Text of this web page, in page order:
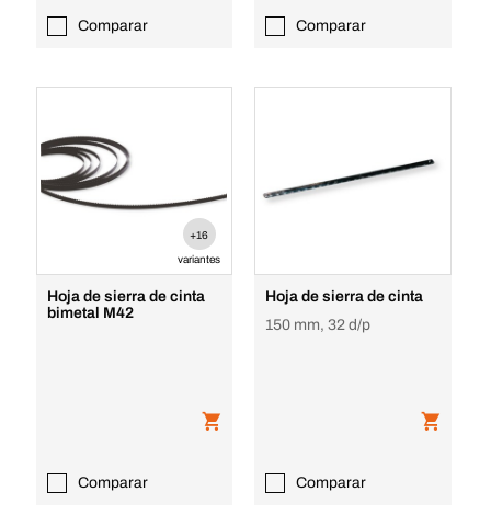
Comparar Comparar
+16
variantes
Hoja de sierra de cinta
bimetal M42
Comparar
Hoja de sierra de cinta
150 mm, 32 d/p
Comparar